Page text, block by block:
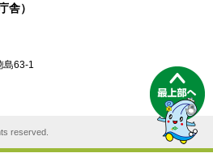
舎）
島63-1
reserved.